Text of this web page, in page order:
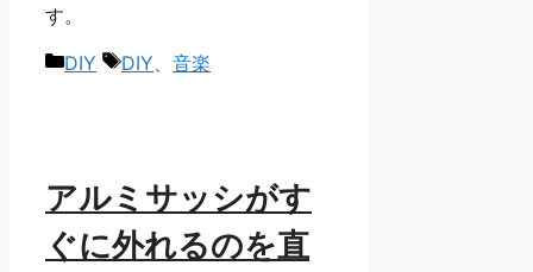
す。
カ
DIY
タ
DIY 音楽
アルミサッシがす
ぐに外れるのを直